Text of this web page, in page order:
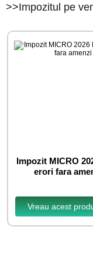
>>Impozitul pe
Impozit MICRO
erori fara
Vreau acest